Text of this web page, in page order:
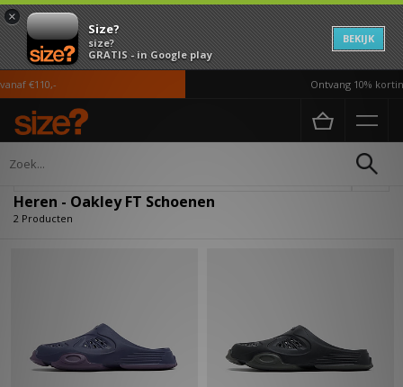
×
Size?
size?
GRATIS - in Google play
BEKIJK
€110,- Ontvang 10%
Home Heren
Heren - Oakley FT Schoenen
2 Producten